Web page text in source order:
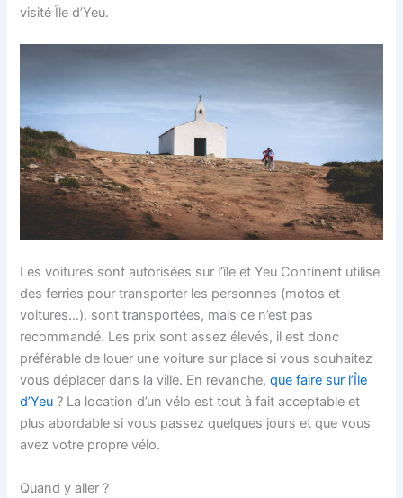
visité Île d’Yeu.
Les voitures sont autorisées sur l’île et Yeu Continent utilise
des ferries pour transporter les personnes (motos et
voitures…). sont transportées, mais ce n’est pas
recommandé. Les prix sont assez élevés, il est donc
préférable de louer une voiture sur place si vous souhaitez
vous déplacer dans la ville. En revanche,que faire sur l’Île
d’Yeu ? La location d’un vélo est tout à fait acceptable et
plus abordable si vous passez quelques jours et que vous
avez votre propre vélo.
Quand y aller ?